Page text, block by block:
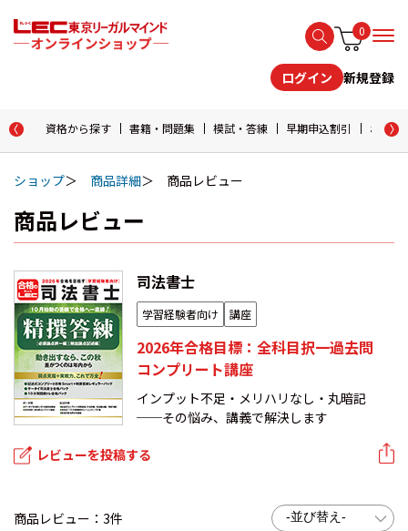
0
ログイン 新規登録
資格から探す 書籍・問題集 模試・答練 早期申込割引 おため
ショップ 商品詳細 商品レビュー
商品レビュー
司法書士
学習経験者向け 講座
2026年合格目標：全科目択一過去問
コンプリート講座
インプット不足・メリハリなし・丸暗記
──その悩み、講義で解決します
レビューを投稿する
商品レビュー：3件